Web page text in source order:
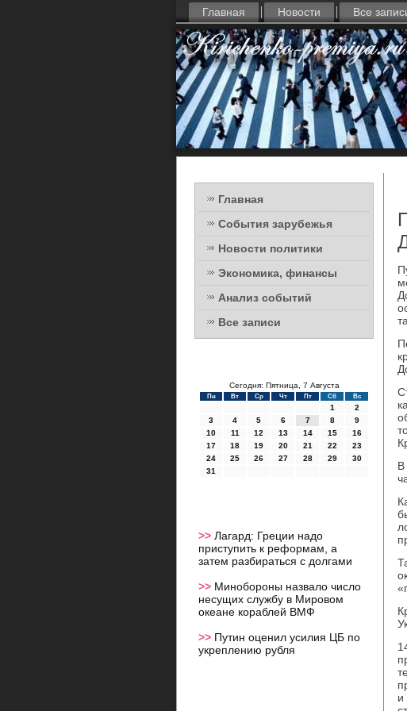
Главная Новости Все
Главная
События зарубежья
Новости политики
Экономика, финансы
Анализ событий
Все записи
Сегодня: Пятница, 7 Августа
Пн Вт Ср Чт Пт Сб Вс
1
2
3
4 5 6 7 8
9
10
11 12 13 14 15
16
17
18 19 20 21 22
23
24
25 26 27 28 29
30
31
>> Лагард: Греции надо
приступить к реформам, а
затем разбираться с долгами
>> Минобороны назвало число
несущих службу в Мировом
океане кораблей ВМФ
>> Путин оценил усилия ЦБ по
укреплению рубля
В
и